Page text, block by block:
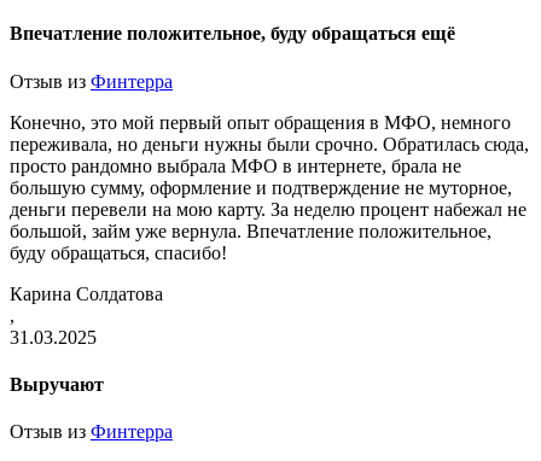
Впечатление положительное, буду обращаться ещё
Отзыв из Финтерра
Конечно, это мой первый опыт обращения в МФО, немного
переживала, но деньги нужны были срочно. Обратилась сюда,
просто рандомно выбрала МФО в интернете, брала не
большую сумму, оформление и подтверждение не муторное,
деньги перевели на мою карту. За неделю процент набежал не
большой, займ уже вернула. Впечатление положительное,
буду обращаться, спасибо!
Карина Солдатова
,
31.03.2025
Выручают
Отзыв из Финтерра